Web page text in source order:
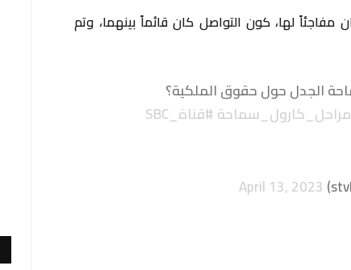
لها، كون التواصل كان قائماً بينهما، وتم
الجدل حول حقوق الملكية؟
#قناة_SBC
April 13, 2023